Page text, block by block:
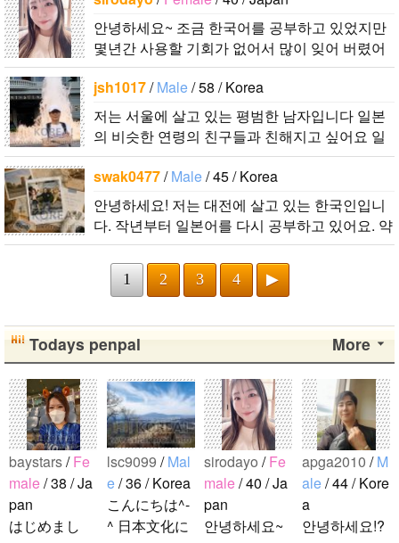
국어..
안녕하세요~ 조금 한국어를 공부하고 있었지만
몇년간 사용할 기회가 없어서 많이 잊어 버렸어
요… 말이나 문화를 잊고 싶지 않아요. 그래서 그
냥 일상공유와 대화가 할 수 있는 분을..
jsh1017/Male/ 58 / Korea
저는 서울에 살고 있는 평범한 남자입니다 일본
의 비슷한 연령의 친구들과 친해지고 싶어요 일
본에 가면 좋은 곳 소개 시켜주면 감사하겠습니
다 반대로 한국에 오시면 가이드 해 드릴..
swak0477/Male/ 45 / Korea
안녕하세요! 저는 대전에 살고 있는 한국인입니
다. 작년부터 일본어를 다시 공부하고 있어요. 약
간의 의사소통은 할 수 있는 수준이죠. 일본어공
부를 위해 일본드라마나 영화 애니메..
1 2 3 4 ▶
More
Todays penpal
baystars/Fe
male/ 38 / Ja
pan
はじめまし
lsc9099 /Mal
e/ 36 / Korea
こんにちは^-
^ 日本文化に
sirodayo /Fe
male/ 40 / Ja
pan
안녕하세요~
apga2010 /M
ale/ 44 / Kore
a
안녕하세요!?